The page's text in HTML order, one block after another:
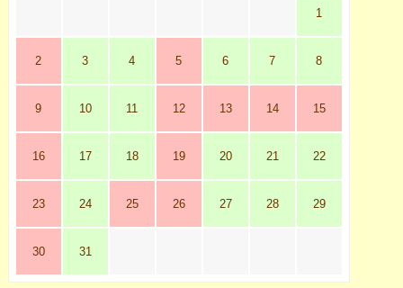
1
2 3 4 5 6 7 8
9 10 11 12 13 14 15
16 17 18 19 20 21 22
23 24 25 26 27 28 29
30 31